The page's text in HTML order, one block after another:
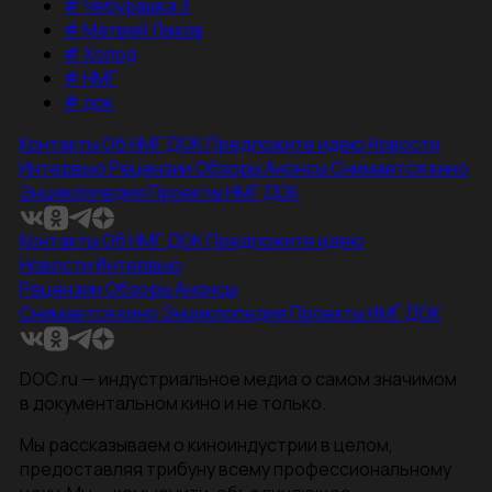
#Чебурашка 3
#Матвей Лыков
#Холод
#НМГ
#док
КонтактыОб НМГ ДОКПредложите идеюНовости
ИнтервьюРецензииОбзорыАнонсыСнимается кино
ЭнциклопедияПроекты НМГ ДОК
КонтактыОб НМГ ДОКПредложите идею
НовостиИнтервью
РецензииОбзорыАнонсы
Снимается кино ЭнциклопедияПроекты НМГ ДОК
DOC.ru — индустриальное медиа о самом значимом
в документальном кино и не только.
Мы рассказываем о киноиндустрии в целом,
предоставляя трибуну всему профессиональному